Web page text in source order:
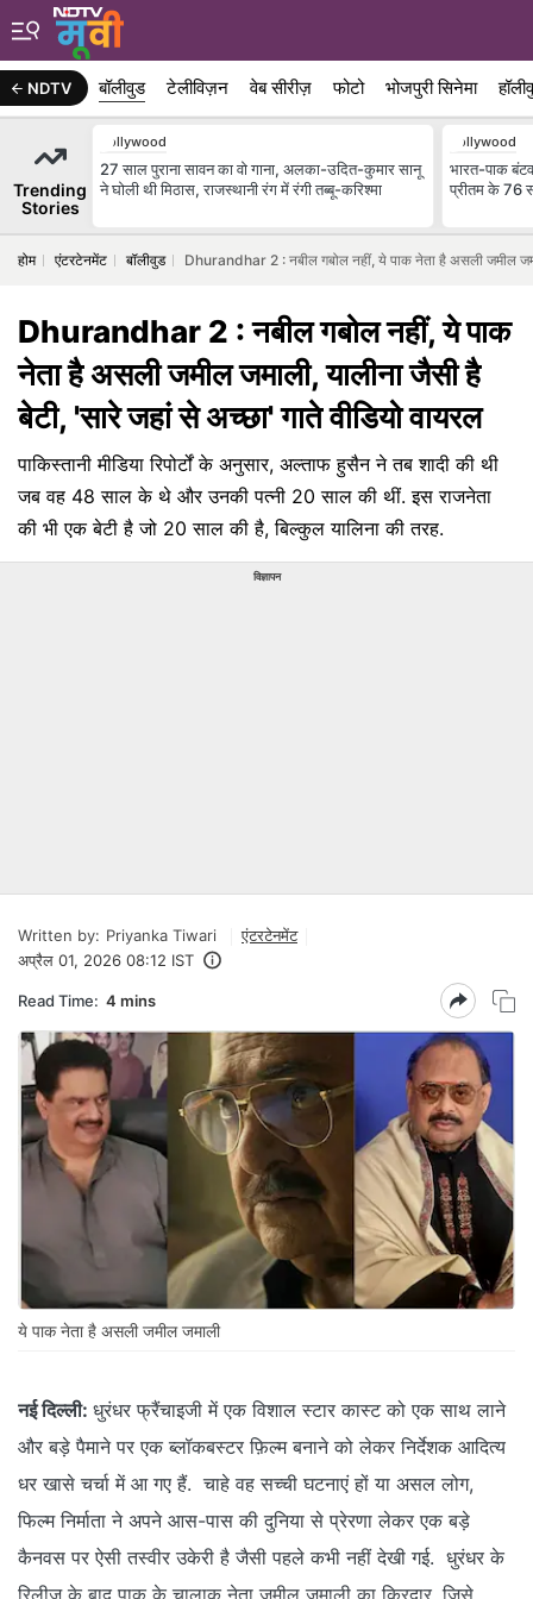
NDTV बॉलीवुड टेलीविज़न वेब सीरीज़ फोटो भोजपुरी सिनेमा
Trending
Stories
Bollywood
27 साल पुराना सावन का वो गाना, अलका-उदित-कुमार सानू
ने घोली थी मिठास, राजस्थानी रंग में रंगी तब्बू-करिश्मा
Bollywood
भारत-पाक
प्रीतम के 76
होम एंटरटेनमेंट बॉलीवुड Dhurandhar 2 : नबील गबोल नहीं, ये पाक नेता है असली जमील
Dhurandhar 2 : नबील गबोल नहीं, ये पाक
नेता है असली जमील जमाली, यालीना जैसी है
बेटी, 'सारे जहां से अच्छा' गाते वीडियो वायरल
पाकिस्तानी मीडिया रिपोर्टों के अनुसार, अल्ताफ हुसैन ने तब शादी की थी
जब वह 48 साल के थे और उनकी पत्नी 20 साल की थीं. इस राजनेता
की भी एक बेटी है जो 20 साल की है, बिल्कुल यालिना की तरह.
विज्ञापन
Written by: Priyanka Tiwari
एंटरटेनमेंट
अप्रैल 01, 2026 08:12 IST
Read Time: 4 mins
ये पाक नेता है असली जमील जमाली
नई दिल्ली: धुरंधर फ्रैंचाइजी में एक विशाल स्टार कास्ट को एक साथ लाने
और बड़े पैमाने पर एक ब्लॉकबस्टर फ़िल्म बनाने को लेकर निर्देशक आदित्य
धर खासे चर्चा में आ गए हैं. चाहे वह सच्ची घटनाएं हों या असल लोग,
फिल्म निर्माता ने अपने आस-पास की दुनिया से प्रेरणा लेकर एक बड़े
कैनवस पर ऐसी तस्वीर उकेरी है जैसी पहले कभी नहीं देखी गई. धुरंधर के